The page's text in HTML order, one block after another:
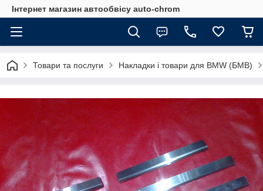
Інтернет магазин автообвісу auto-chrom
Товари та послуги Накладки і товари для BMW (БМВ)